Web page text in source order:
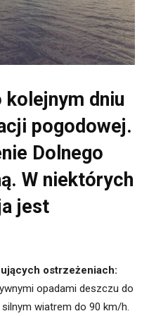
kolejnym dniu
pogodowej.
Dolnego
W niektórych
jest
ostrzeżeniach:
opadami deszczu do
wiatrem do 90 km/h.